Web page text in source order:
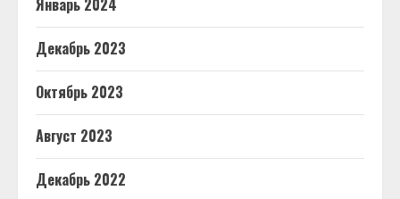
Январь 2024
Декабрь 2023
Октябрь 2023
Август 2023
Декабрь 2022